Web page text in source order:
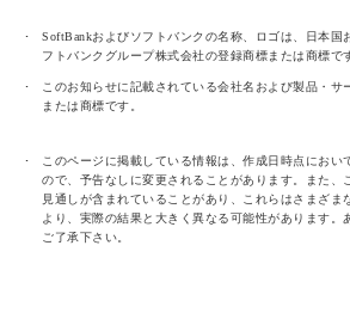
SoftBankおよびソフトバンクの名称、ロゴは、日本国
フトバンクグループ株式会社の登録商標または商標で
このお知らせに記載されている会社名および製品・サ
または商標です。
このページに掲載している情報は、作成日時点におい
ので、予告なしに変更されることがあります。また、
見通しが含まれていることがあり、これらはさまざま
より、実際の結果と大きく異なる可能性があります。
ご了承下さい。